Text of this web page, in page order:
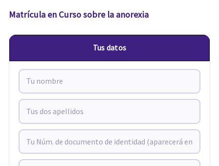
Matrícula en Curso sobre la anorexia
Tus datos